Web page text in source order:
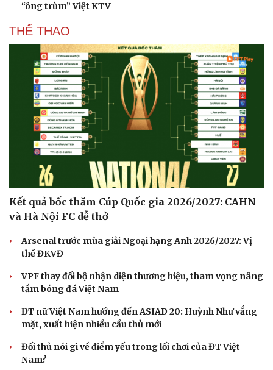
“ông trùm” Việt KTV
THỂ THAO
Kết quả bốc thăm Cúp Quốc gia 2026/2027: CAHN
và Hà Nội FC dễ thở
Arsenal trước mùa giải Ngoại hạng Anh 2026/2027: Vị
thế ĐKVĐ
VPF thay đổi bộ nhận diện thương hiệu, tham vọng nâng
tầm bóng đá Việt Nam
ĐT nữ Việt Nam hướng đến ASIAD 20: Huỳnh Như vắng
mặt, xuất hiện nhiều cầu thủ mới
Đối thủ nói gì về điểm yếu trong lối chơi của ĐT Việt
Nam?